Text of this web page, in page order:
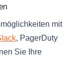
mit
, PagerDuty
Sie Ihre